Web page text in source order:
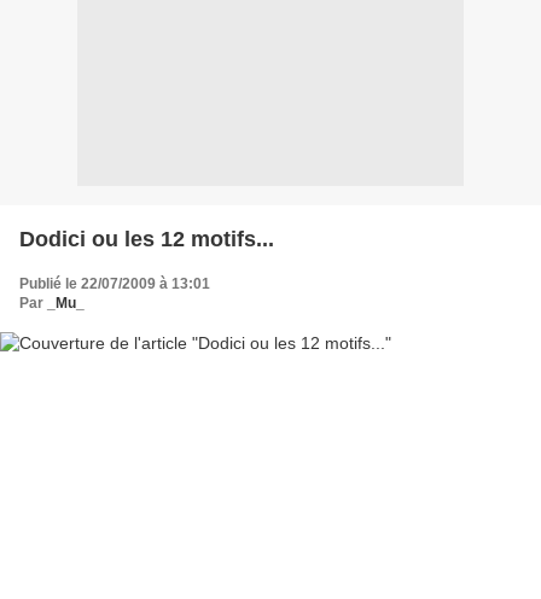
Dodici ou les 12 motifs...
Publié le 22/07/2009 à 13:01
Par
_Mu_